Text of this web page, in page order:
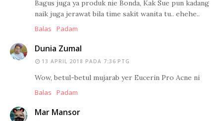
Bagus juga ya produk nie Bonda, Kak Sue pun kadang
naik juga jerawat bila time sakit wanita tu.. ehehe..
Balas
Padam
Dunia Zumal
13 APRIL 2018 PADA 7:36 PTG
Wow, betul-betul mujarab yer Eucerin Pro Acne ni
Balas
Padam
Mar Mansor